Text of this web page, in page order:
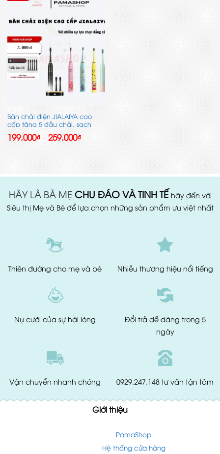
Bàn chải điện JIALAIYA cao
cấp tặng 5 đầu chải, sạch
tiếp, lịch lãm
199.000₫ – 259.000₫Khoảng
giá:
HÃY LÀ BÀ MẸ CHU ĐÁO VÀ TINH TẾ hãy đến với
Siêu thị Mẹ và Bé để lựa chọn những sản phẩm ưu việt nhất
Thiên đường cho mẹ và bé Nhiều thương hiệu nổi tiếng
Nụ cười của sự hài lòng Đổi trả dễ dàng trong 5
ngày
Vận chuyển nhanh chóng 0929.247.148 tư vấn tận tâm
Giới thiệu
PamaShop
Hệ thống cửa hàng